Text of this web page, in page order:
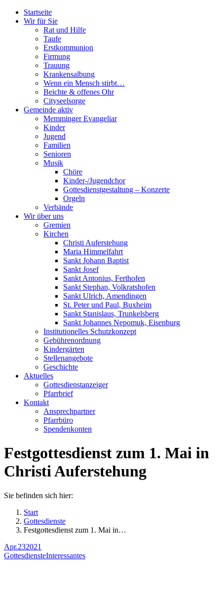
Startseite
Wir für Sie
Rat und Hilfe
Taufe
Erstkommunion
Firmung
Trauung
Krankensalbung
Wenn ein Mensch stirbt…
Beichte & offenes Ohr
Cityseelsorge
Gemeinde aktiv
Memminger Evangeliar
Kinder
Jugend
Familien
Senioren
Musik
Chöre
Kinder-/Jugendchor
Gottesdienstgestaltung – Konzerte
Orgeln
Verbände
Wir über uns
Gremien
Kirchen
Christi Auferstehung
Maria Himmelfahrt
Sankt Johann Baptist
Sankt Josef
Sankt Antonius, Ferthofen
Sankt Stephan, Volkratshofen
Sankt Ulrich, Amendingen
St. Peter und Paul, Buxheim
Sankt Stanislaus, Trunkelsberg
Sankt Johannes Nepomuk, Eisenburg
Institutionelles Schutzkonzept
Gebührenordnung
Kindergärten
Stellenangebote
Geschichte
Aktuelles
Gottesdienstanzeiger
Pfarrbrief
Kontakt
Ansprechpartner
Pfarrbüro
Spendenkonten
Festgottesdienst zum 1. Mai in
Christi Auferstehung
Sie befinden sich hier:
Start
Gottesdienste
Festgottesdienst zum 1. Mai in…
Apr.232021
GottesdiensteInteressantes